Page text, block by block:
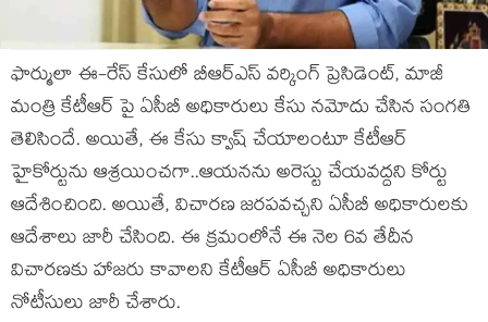
ఫార్ములా ఈ-రేస్ కేసులో బీఆర్ఎస్ వర్కింగ్ ప్రెసిడెంట్, మాజీ
మంత్రి కేటీఆర్‌ పై ఏసీబీ అధికారులు కేసు నమోదు చేసిన సంగతి
తెలిసిందే. అయితే, ఈ కేసు క్వాష్ చేయాలంటూ కేటీఆర్
హైకోర్టును ఆశ్రయించగా..ఆయనను అరెస్టు చేయవద్దని కోర్టు
ఆదేశించింది. అయితే, విచారణ జరపవచ్చని ఏసీబీ అధికారులకు
ఆదేశాలు జారీ చేసింది. ఈ క్రమంలోనే ఈ నెల 6వ తేదీన
విచారణకు హాజరు కావాలని కేటీఆర్‌ ఏసీబీ అధికారులు
నోటీసులు జారీ చేశారు.